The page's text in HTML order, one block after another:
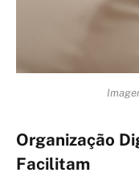
Organização
Facilitam